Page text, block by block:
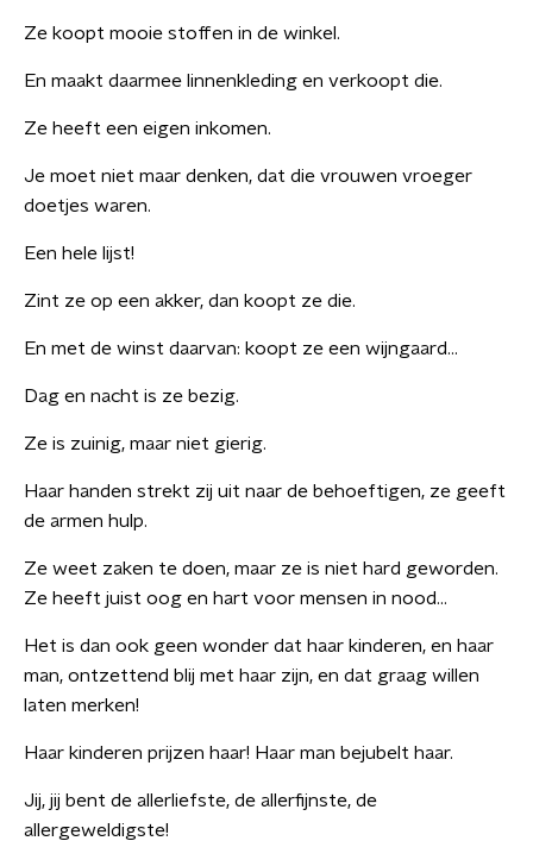
Ze koopt mooie stoffen in de winkel.
En maakt daarmee linnenkleding en verkoopt die.
Ze heeft een eigen inkomen.
Je moet niet maar denken, dat die vrouwen vroeger
doetjes waren.
Een hele lijst!
Zint ze op een akker, dan koopt ze die.
En met de winst daarvan: koopt ze een wijngaard…
Dag en nacht is ze bezig.
Ze is zuinig, maar niet gierig.
Haar handen strekt zij uit naar de behoeftigen, ze geeft
de armen hulp.
Ze weet zaken te doen, maar ze is niet hard geworden.
Ze heeft juist oog en hart voor mensen in nood…
Het is dan ook geen wonder dat haar kinderen, en haar
man, ontzettend blij met haar zijn, en dat graag willen
laten merken!
Haar kinderen prijzen haar! Haar man bejubelt haar.
Jij, jij bent de allerliefste, de allerfijnste, de
allergeweldigste!